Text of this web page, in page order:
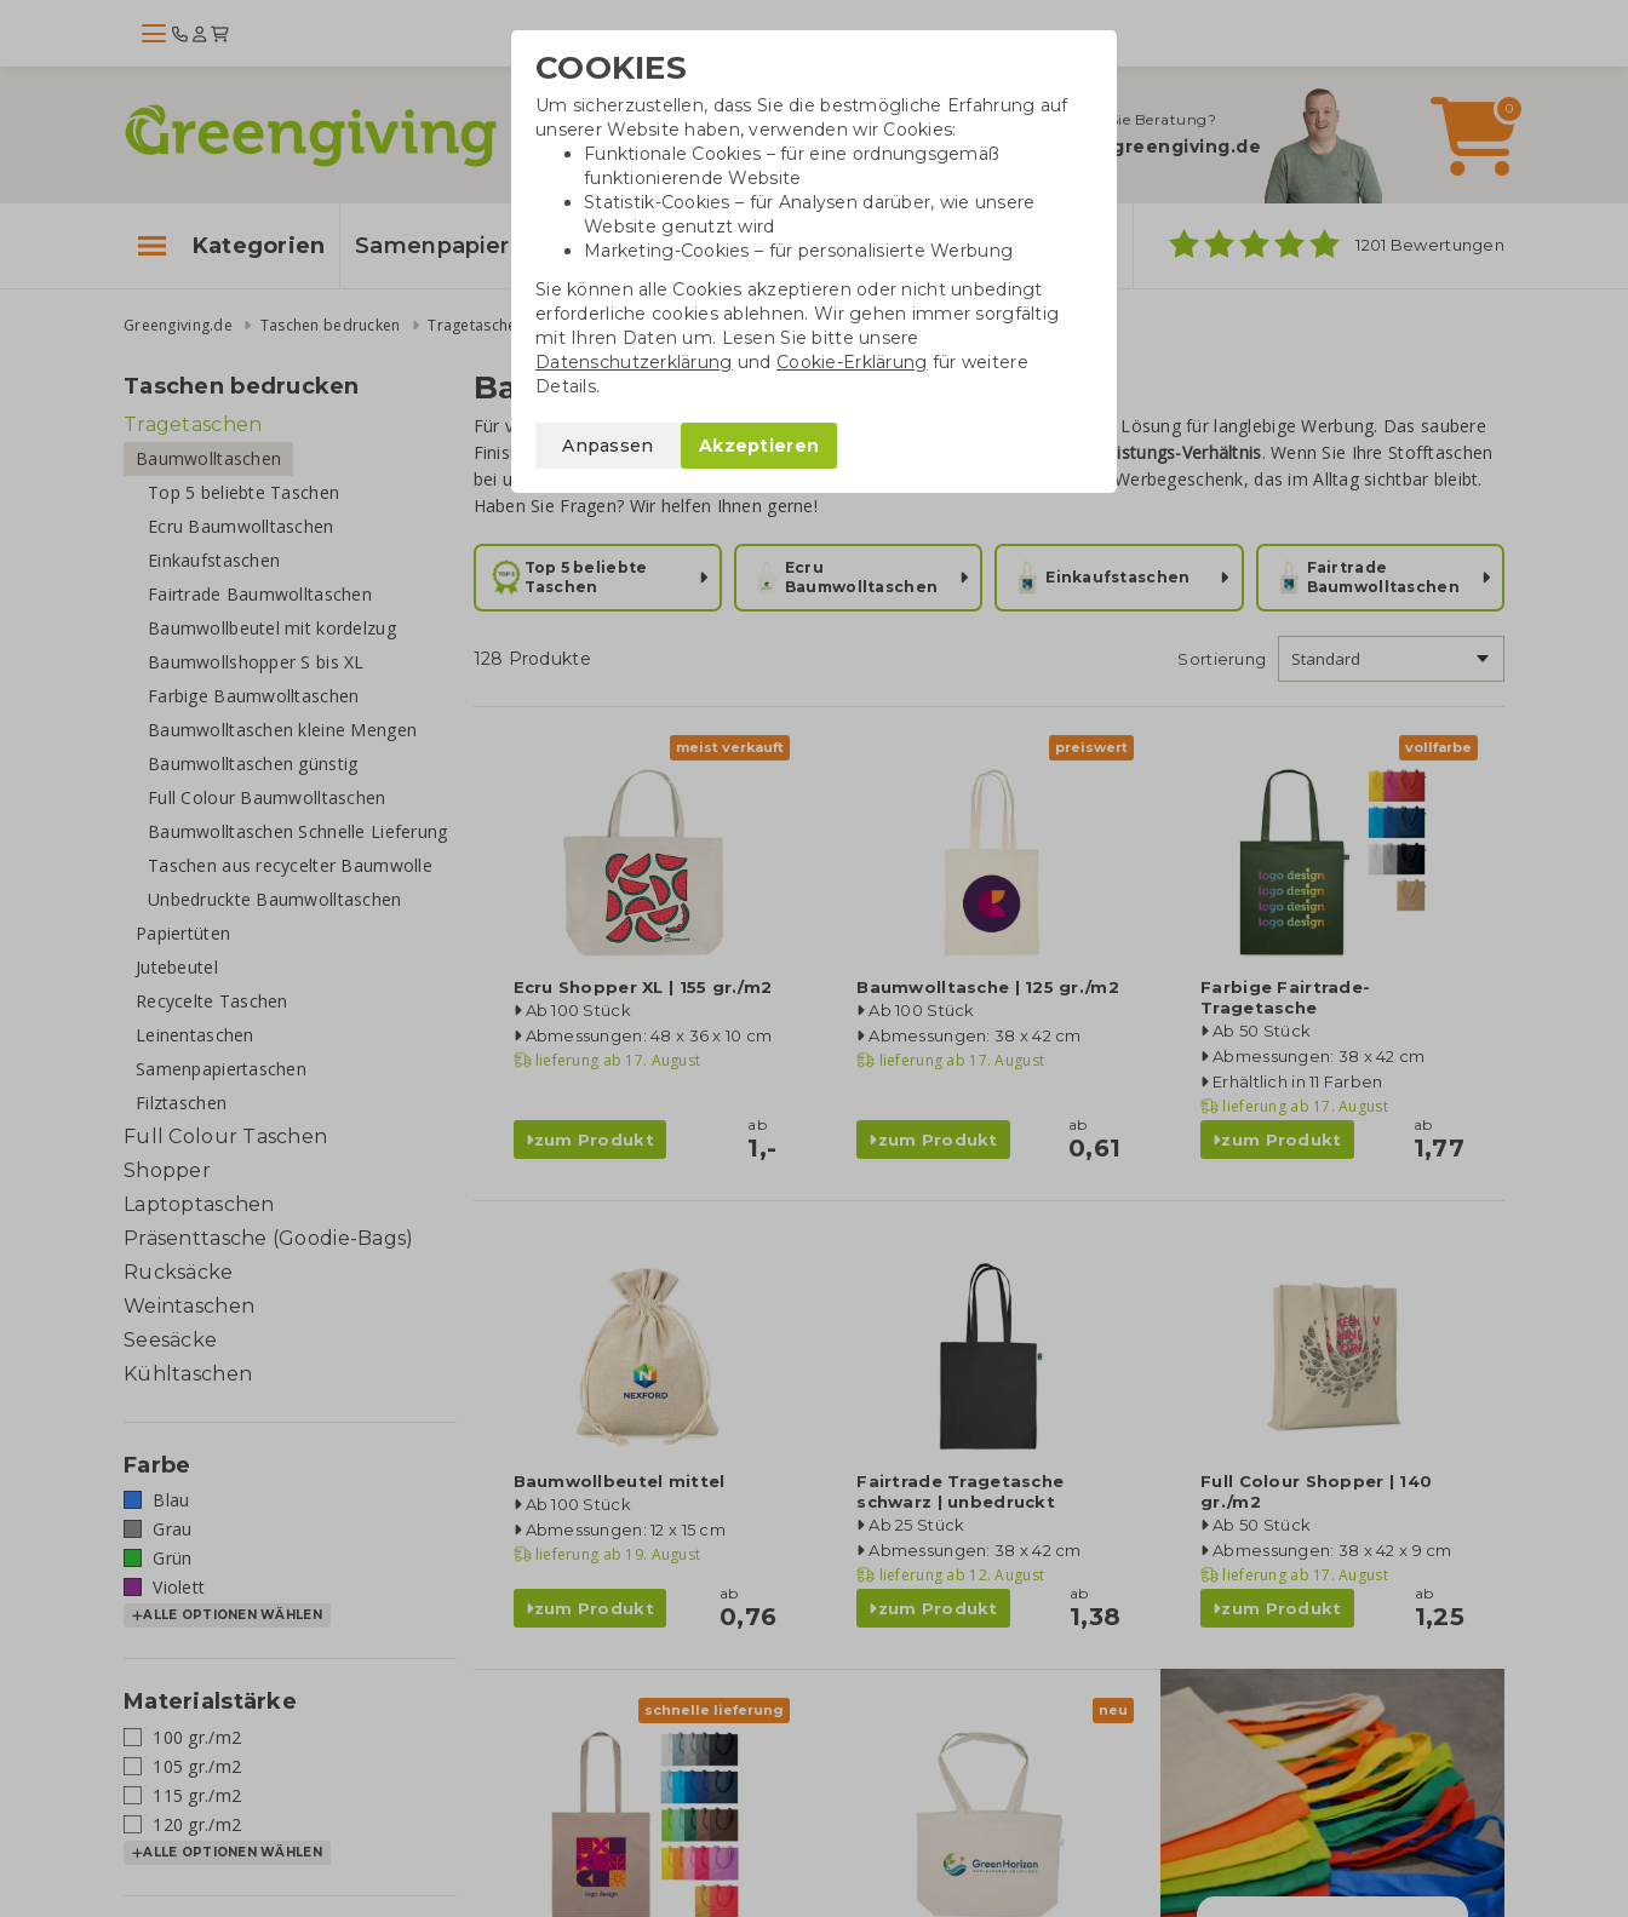
Benötigen Sie Beratung?
info@greengiving.de
0
Kategorien Samenpapier Baumwolltaschen Trinkwaren Kugelschreiber 1201 Bewertungen
Greengiving.de Taschen bedrucken Tragetaschen Baumwolltaschen
Taschen bedrucken
Tragetaschen
Baumwolltaschen
Top 5 beliebte Taschen
Ecru Baumwolltaschen
Einkaufstaschen
Fairtrade Baumwolltaschen
Baumwollbeutel mit kordelzug
Baumwollshopper S bis XL
Farbige Baumwolltaschen
Baumwolltaschen kleine Mengen
Baumwolltaschen günstig
Full Colour Baumwolltaschen
Baumwolltaschen Schnelle Lieferung
Taschen aus recycelter Baumwolle
Unbedruckte Baumwolltaschen
Papiertüten
Jutebeutel
Recycelte Taschen
Leinentaschen
Samenpapiertaschen
Filztaschen
Full Colour Taschen
Shopper
Laptoptaschen
Präsenttasche (Goodie-Bags)
Rucksäcke
Weintaschen
Seesäcke
Kühltaschen
Farbe
Blau
Grau
Grün
Violett
ALLE OPTIONEN WÄHLEN
Materialstärke
100 gr./m2
105 gr./m2
115 gr./m2
120 gr./m2
ALLE OPTIONEN WÄHLEN
Baumwolltaschen bedrucken
Für viele Unternehmen ist dasBedrucken von Baumwolltaschen
eine bewährte Lösung für langlebige Werbung. Das saubere
Finish, die solide Qualität und ein klares Druckbild sorgen für ein
gutes Preis-Leistungs-Verhältnis. Wenn Sie Ihre Stofftaschen
bei uns
lassen, entsteht ein nachhaltiges Werbegeschenk, das im Alltag sichtbar bleibt.
Haben Sie Fragen? Wir helfen Ihnen gerne!
Top 5 beliebte
Taschen
Ecru
Baumwolltaschen
Einkaufstaschen
Fairtrade
Baumwolltaschen
128 Produkte Sortierung
meist verkauft
Ecru Shopper XL | 155 gr./m2
Ab 100 Stück
Abmessungen: 48 x 36 x 10 cm
lieferung ab 17. August
zum Produkt
ab
1,-
preiswert
Baumwolltasche | 125 gr./m2
Ab 100 Stück
Abmessungen: 38 x 42 cm
lieferung ab 17. August
zum Produkt
ab
0,61
vollfarbe
Farbige Fairtrade-
Tragetasche
Ab 50 Stück
Abmessungen: 38 x 42 cm
Erhältlich in 11 Farben
lieferung ab 17. August
zum Produkt
ab
1,77
Baumwollbeutel mittel
Ab 100 Stück
Abmessungen: 12 x 15 cm
lieferung ab 19. August
zum Produkt
ab
0,76
Fairtrade Tragetasche
schwarz | unbedruckt
Ab 25 Stück
Abmessungen: 38 x 42 cm
lieferung ab 12. August
zum Produkt
ab
1,38
Full Colour Shopper | 140
gr./m2
Ab 50 Stück
Abmessungen: 38 x 42 x 9 cm
lieferung ab 17. August
zum Produkt
ab
1,25
schnelle lieferung neu
COOKIES
Um sicherzustellen, dass Sie die bestmögliche Erfahrung auf
unserer Website haben, verwenden wir Cookies:
Funktionale Cookies – für eine ordnungsgemäß
funktionierende Website
Statistik-Cookies – für Analysen darüber, wie unsere
Website genutzt wird
Marketing-Cookies – für personalisierte Werbung
Sie können alle Cookies akzeptieren oder nicht unbedingt
erforderliche cookies ablehnen. Wir gehen immer sorgfältig
mit Ihren Daten um. Lesen Sie bitte unsere
Datenschutzerklärung und Cookie-Erklärung für weitere
Details.
Anpassen Akzeptieren